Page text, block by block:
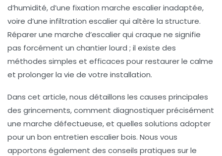
d’humidité, d’une fixation marche escalier inadaptée,
voire d’une infiltration escalier qui altère la structure.
Réparer une marche d’escalier qui craque ne signifie
pas forcément un chantier lourd ; il existe des
méthodes simples et efficaces pour restaurer le calme
et prolonger la vie de votre installation.
Dans cet article, nous détaillons les causes principales
des grincements, comment diagnostiquer précisément
une marche défectueuse, et quelles solutions adopter
pour un bon entretien escalier bois. Nous vous
apportons également des conseils pratiques sur le